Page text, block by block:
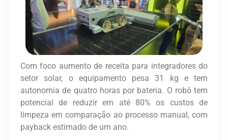
Com foco aumento de receita para integradores do
setor solar, o equipamento pesa 31 kg e tem
autonomia de quatro horas por bateria. O robô tem
potencial de reduzir em até 80% os custos de
limpeza em comparação ao processo manual, com
payback estimado de um ano.